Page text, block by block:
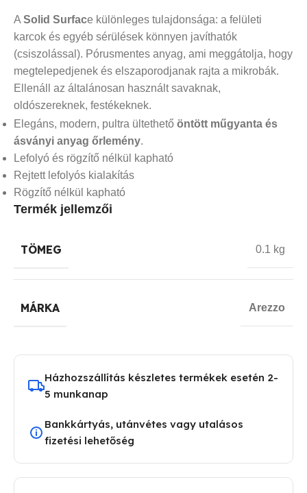
A Solid Surface különleges tulajdonsága: a felületi
karcok és egyéb sérülések könnyen javíthatók
(csiszolással). Pórusmentes anyag, ami meggátolja, hogy
megtelepedjenek és elszaporodjanak rajta a mikrobák.
Ellenáll az általánosan használt savaknak,
oldószereknek, festékeknek.
Elegáns, modern, pultra ültethető öntött műgyanta és
ásványi anyag őrlemény.
Lefolyó és rögzítő nélkül kapható
Rejtett lefolyós kialakítás
Rögzítő nélkül kapható
Termék jellemzői
TÖMEG 0.1 kg
MÁRKA Arezzo
Házhozszállítás készletes termékek esetén 2-
5 munkanap
Bankkártyás, utánvétes vagy utalásos
fizetési lehetőség